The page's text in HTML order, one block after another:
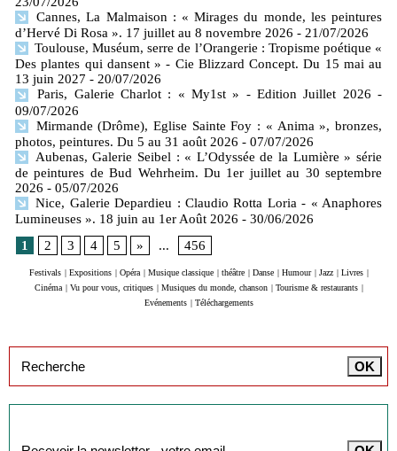
Cannes, La Malmaison : « Mirages du monde, les peintures
d’Hervé Di Rosa ». 17 juillet au 8 novembre 2026 - 21/07/2026
Toulouse, Muséum, serre de l’Orangerie : Tropisme poétique «
Des plantes qui dansent » - Cie Blizzard Concept. Du 15 mai au
13 juin 2027 - 20/07/2026
Paris, Galerie Charlot : « My1st » - Edition Juillet 2026 -
09/07/2026
Mirmande (Drôme), Eglise Sainte Foy : « Anima », bronzes,
photos, peintures. Du 5 au 31 août 2026 - 07/07/2026
Aubenas, Galerie Seibel : « L’Odyssée de la Lumière » série
de peintures de Bud Wehrheim. Du 1er juillet au 30 septembre
2026 - 05/07/2026
Nice, Galerie Depardieu : Claudio Rotta Loria - « Anaphores
Lumineuses ». 18 juin au 1er Août 2026 - 30/06/2026
1
2 3 4 5 » ... 456
Festivals | Expositions | Opéra | Musique classique | théâtre | Danse | Humour | Jazz | Livres |
Cinéma | Vu pour vous, critiques | Musiques du monde, chanson | Tourisme & restaurants |
Evénements | Téléchargements